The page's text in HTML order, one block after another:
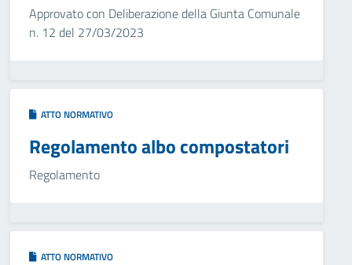
Approvato con Deliberazione della Giunta Comunale
n. 12 del 27/03/2023
ATTO NORMATIVO
Regolamento albo compostatori
Regolamento
ATTO NORMATIVO